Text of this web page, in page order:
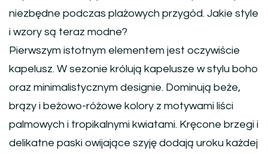
niezbędne podczas plażowych przygód. Jakie style
i wzory są teraz modne?
Pierwszym istotnym elementem jest oczywiście
kapelusz. W sezonie królują kapelusze w stylu boho
oraz minimalistycznym designie. Dominują beże,
brązy i beżowo-różowe kolory z motywami liści
palmowych i tropikalnymi kwiatami. Kręcone brzegi i
delikatne paski owijające szyję dodają uroku każdej